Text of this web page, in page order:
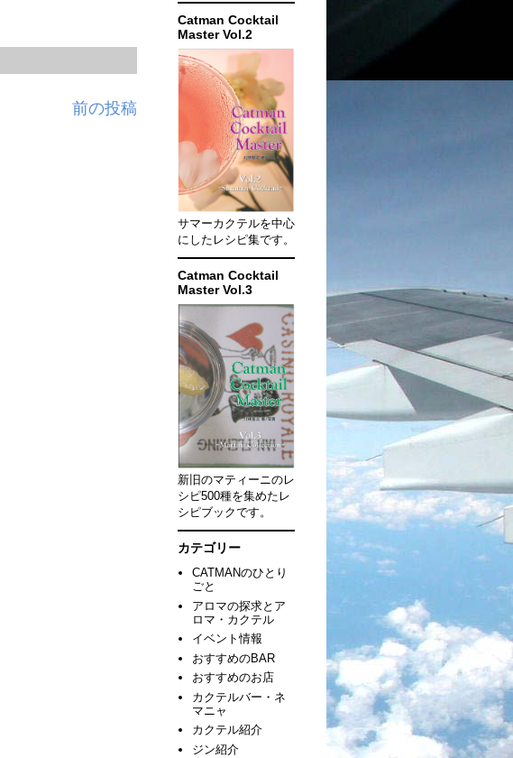
前の投稿
Catman Cocktail
Master Vol.2
サマーカクテルを中心
にしたレシピ集です。
Catman Cocktail
Master Vol.3
新旧のマティーニのレ
シピ500種を集めたレ
シピブックです。
カテゴリー
CATMANのひとり
ごと
アロマの探求とア
ロマ・カクテル
イベント情報
おすすめのBAR
おすすめのお店
カクテルバー・ネ
マニャ
カクテル紹介
ジン紹介